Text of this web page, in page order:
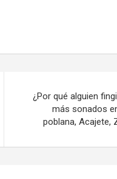
¿Por qué alguien
más sonados
poblana, Acajete,